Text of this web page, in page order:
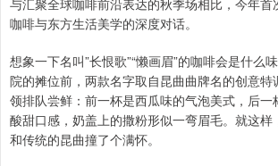
咖啡与东方生活美学的深度对话。
想象一下名叫”长恨歌”“懒画眉”的咖啡会是什么
院的摊位前，两款名字取自昆曲曲牌名的创意特
领排队尝鲜：前一杯是西瓜味的气泡美式，后一
酸甜口感，奶盖上的撒粉形似一弯眉毛。就这
和传统的昆曲撞了个满怀。